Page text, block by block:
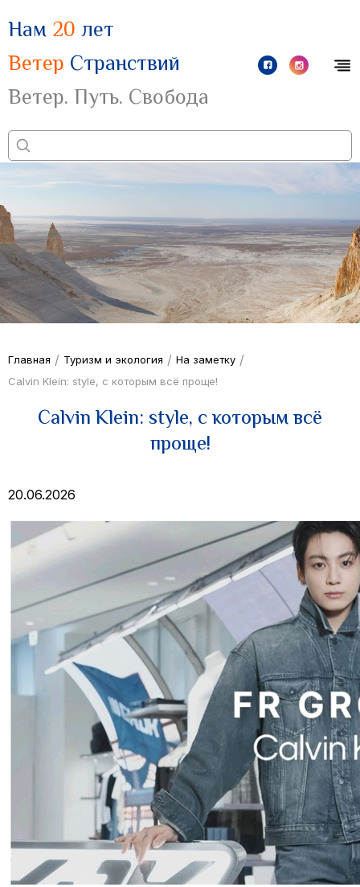
Нам 20 лет
Ветер Странствий
Ветер. Путь. Свобода
Главная / Туризм и экология / На заметку /
Calvin Klein: style, с которым всё проще!
Calvin Klein: style, с которым всё
проще!
20.06.2026